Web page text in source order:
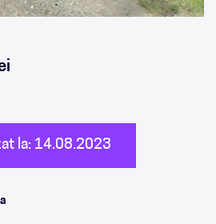
la: 14.08.2023